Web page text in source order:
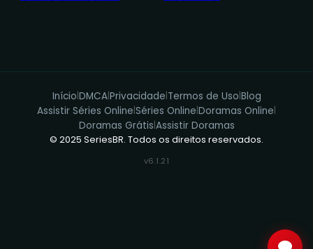
Início|DMCA|Privacidade|Termos de Uso|Blog
Assistir Séries Online|Séries Online|Doramas Online|
Doramas Grátis|Assistir Doramas
© 2025 SeriesBR. Todos os direitos reservados.
v6.1.21